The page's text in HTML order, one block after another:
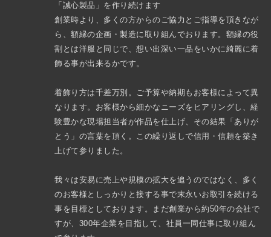
「誠心製品」を作り続けます
創業時より、多くの方からのご協力とご指導を頂きなが
ら、額縁の企画・製造に取り組んでおります。額縁の役
割とは洋服と同じで、想い出深い一品をいかに綺麗に着
飾る事が出来るかです。
着飾り方は千差万別。ご予算や納期もお客様によって異
なります。お客様から細かなニーズをヒアリングし、経
験豊かな現場担当者が作品を仕上げ、その結果「ありが
とう」の言葉を頂く。この繰り返しで信用・信頼を築き
上げて参りました。
我々は安易に売上や規模の拡大を追うのではなく、多く
のお客様としっかりと接する事で末永いお取引を続ける
事を目標としております。まだ創業から約50年の会社で
すが、300年企業を目指して、社員一同仕事に取り組ん